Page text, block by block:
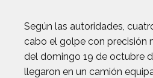
Según las autoridades,
cabo el golpe con precisión
del domingo 19 de octubre
llegaron en un camión